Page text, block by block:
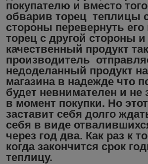
покупателю и вместо
обварив торец теплицы
стороны перевернуть
торец с другой стороны
качественный продукт
производитель
недоделанный продукт
магазина в надежде что
будет невнимателен и не
в момент покупки. Но
заставит себя долго
себя в виде
через год два. Как раз к
когда закончится срок
теплицу.